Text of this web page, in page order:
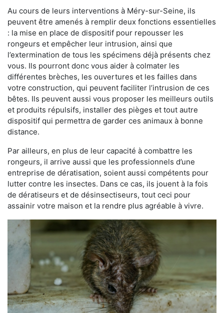
Au cours de leurs interventions à Méry-sur-Seine, ils
peuvent être amenés à remplir deux fonctions essentielles
: la mise en place de dispositif pour repousser les
rongeurs et empêcher leur intrusion, ainsi que
l’extermination de tous les spécimens déjà présents chez
vous. Ils pourront donc vous aider à colmater les
différentes brèches, les ouvertures et les failles dans
votre construction, qui peuvent faciliter l’intrusion de ces
bêtes. Ils peuvent aussi vous proposer les meilleurs outils
et produits répulsifs, installer des pièges et tout autre
dispositif qui permettra de garder ces animaux à bonne
distance.
Par ailleurs, en plus de leur capacité à combattre les
rongeurs, il arrive aussi que les professionnels d’une
entreprise de dératisation, soient aussi compétents pour
lutter contre les insectes. Dans ce cas, ils jouent à la fois
de dératiseurs et de désinsectiseurs, tout ceci pour
assainir votre maison et la rendre plus agréable à vivre.